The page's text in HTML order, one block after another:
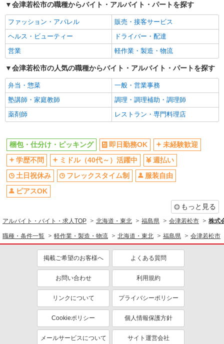
まかない・食事補助
会津若松市の職種からバイト・アルバイト・パートを探す
ファッション・アパレル
販売・接客サービス
ヘルス・ビューティー
ドライバー・配達
営業
軽作業・製造・物流
会津若松市の人気の職種からバイト・アルバイト・パートを探す
弁当・惣菜
一般・営業事務
塾講師・家庭教師
調理・調理補助・調理師
薬剤師
レストラン・専門料理店
梱包・仕分け・ピッキング 即日勤務OK
未経験歓迎
学歴不問
ミドル（40代～）活躍中
週払い
土日祝休み
フレックスタイム制
服装自由
ピアスOK
もっと見る
アルバイト・バイト・求人TOP 北海道・東北 福島県 会津若松市 株式
職種・条件一覧 軽作業・製造・物流 北海道・東北 福島県 会津若松市
掲載ご希望のお客様へ よくある質問
お問い合わせ 利用規約
リンクについて プライバシーポリシー
Cookieポリシー 個人情報保護方針
メールサービスについて サイト運営会社